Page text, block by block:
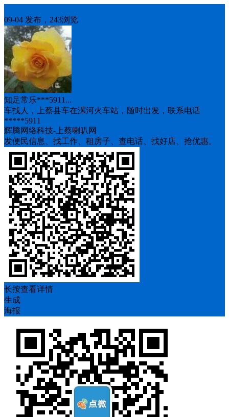
09-04 发布，243浏览
知足常乐***5911...
车找人，上蔡县车在漯河火车站，随时出发，联系电话
*****5911
辉腾网络科技-上蔡喇叭网
发便民信息、找工作、租房子、查电话、找好店、抢优惠。
长按查看详情
生成
海报